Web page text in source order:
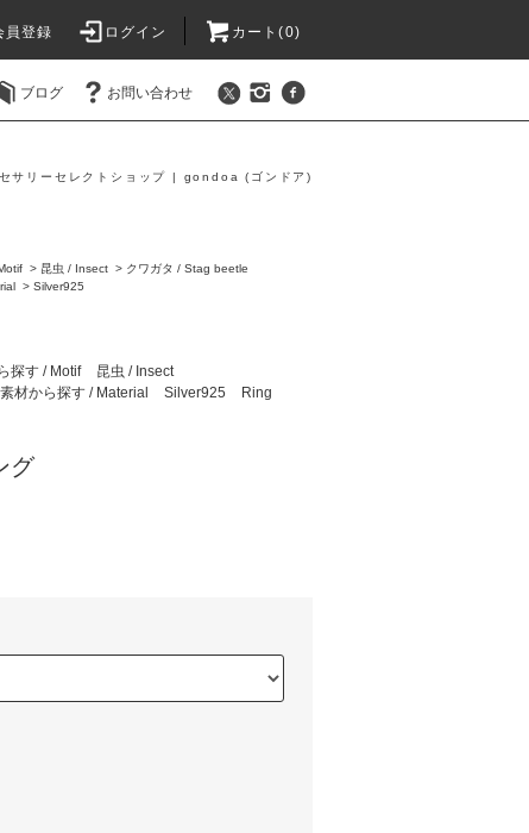
員登録 ログイン カート(0)
ブログ お問い合わせ
サリーセレクトショップ | gondoa (ゴンドア)
> 昆虫 / Insect > クワガタ / Stag beetle
> Silver925
探す / Motif
昆虫 / Insect
素材から探す / Material Silver925
Ring
グ